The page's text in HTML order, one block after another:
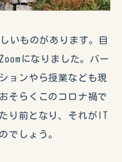
いものがあります。自
になりました。バー
ョンやら授業なども現
そらくこのコロナ禍で
り前となり、それがIT
でしょう。